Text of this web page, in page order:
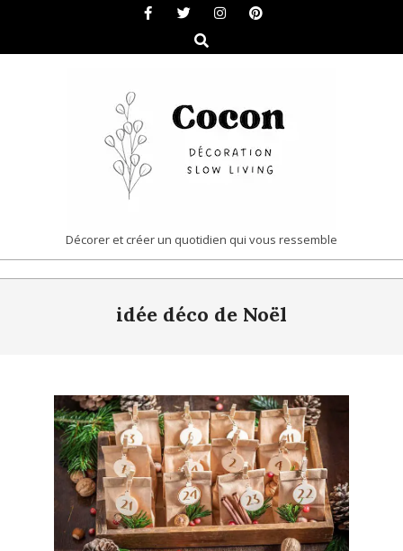
content
Search
COCON
|
DÉCORATION
LIVING
Décorer et créer un quotidien qui vous ressemble
idée déco de Noël